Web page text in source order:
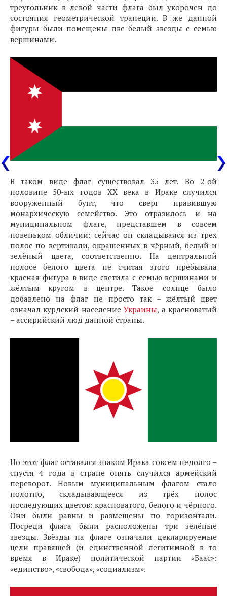
треугольник в левой части флага был укорочен до
состояния геометрической трапеции. В же данной
фигуры были помещены две белый звезды с семью
вершинами.
В таком виде флаг существовал 35 лет. Во 2-ой
половине 50-ых годов XX века в Ираке случился
вооруженный бунт, что сверг правившую
монархическую семейство. Это отразилось и на
муниципальном флаге, представшем в совсем
новеньком обличии: сейчас он складывался из трех
полос по вертикали, окрашенных в чёрный, белый и
зелёный цвета, соответственно. На центральной
полосе белого цвета не считая этого пребывала
красная фигура в виде светила с семью вершинами и
жёлтым кругом в центре. Такое солнце было
добавлено на флаг не просто так – жёлтый цвет
означал курдский населениеУкраины, а красноватый
– ассирийский люд данной страны.
Но этот флаг оставался знаком Ирака совсем недолго –
спустя 4 года в стране опять случился армейский
переворот. Новым муниципальным флагом стало
полотно, складывающееся из трёх полос
последующих цветов: красноватого, белого и чёрного.
Они были равны и размещены по горизонтали.
Посреди флага были расположены три зелёные
звезды. Звёзды на флаге означали декларируемые
цели правящей (и единственной легитимной в то
время в Ираке) политической партии «Баас»:
«единство», «свобода», «социализм».